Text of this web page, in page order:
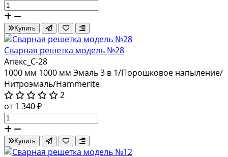
Купить
Сварная решетка модель №28
Апекс_С-28
1000 мм 1000 мм Эмаль 3 в 1/Порошковое напыление/
Нитроэмаль/Hammerite
2
от 1 340 ₽
Купить